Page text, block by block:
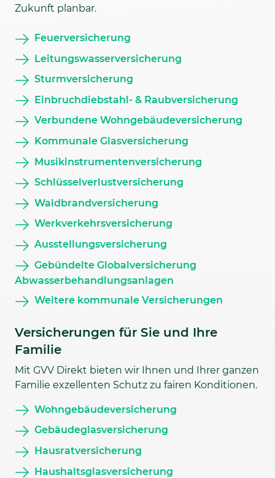
Zukunft planbar.
Feuerversicherung
Leitungswasserversicherung
Sturmversicherung
Einbruchdiebstahl- & Raubversicherung
Verbundene Wohngebäudeversicherung
Kommunale Glasversicherung
Musikinstrumentenversicherung
Schlüsselverlustversicherung
Waldbrandversicherung
Werkverkehrsversicherung
Ausstellungsversicherung
Gebündelte Globalversicherung
Abwasserbehandlungsanlagen
Weitere kommunale Versicherungen
Versicherungen für Sie und Ihre
Familie
Mit GVV Direkt bieten wir Ihnen und Ihrer ganzen
Familie exzellenten Schutz zu fairen Konditionen.
Wohngebäudeversicherung
Gebäudeglasversicherung
Hausratversicherung
Haushaltsglasversicherung